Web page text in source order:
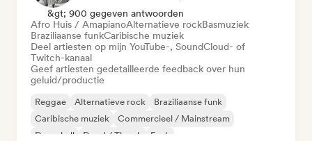
&gt; 900 gegeven antwoorden
Afro Huis / AmapianoAlternatieve rockBasmuziek
Braziliaanse funkCaribische muziek
Deel artiesten op mijn YouTube-, SoundCloud- of
Twitch-kanaal
Geef artiesten gedetailleerde feedback over hun
geluid/productie
Reggae Alternatieve rock
Braziliaanse funk
Caribische muziek
Commercieel / Mainstream
Dancehall
Dood / Thrash Funk